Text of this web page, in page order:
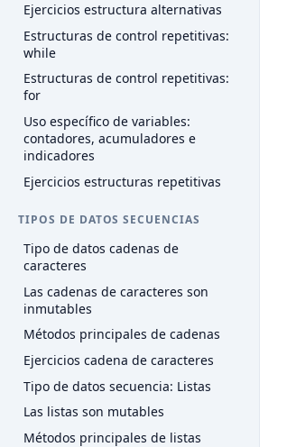
Ejercicios estructura alternativas
Estructuras de control repetitivas:
while
Estructuras de control repetitivas:
for
Uso específico de variables:
contadores, acumuladores e
indicadores
Ejercicios estructuras repetitivas
TIPOS DE DATOS SECUENCIAS
Tipo de datos cadenas de
caracteres
Las cadenas de caracteres son
inmutables
Métodos principales de cadenas
Ejercicios cadena de caracteres
Tipo de datos secuencia: Listas
Las listas son mutables
Métodos principales de listas